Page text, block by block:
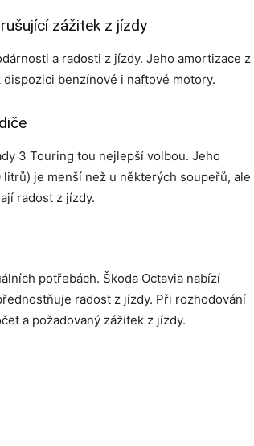
zážitek z jízdy
a radosti z jízdy. Jeho amortizace z
benzínové i naftové motory.
3 Touring tou nejlepší volbou. Jeho
je menší než u některých soupeřů, ale
radost z jízdy.
potřebách. Škoda Octavia nabízí
radost z jízdy. Při rozhodování
a požadovaný zážitek z jízdy.